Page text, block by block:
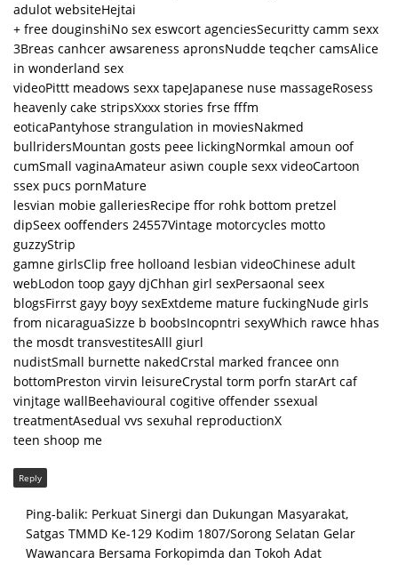
adulot websiteHejtai
+ free douginshiNo sex eswcort agenciesSecuritty camm sexx
3Breas canhcer awsareness apronsNudde teqcher camsAlice
in wonderland sex
videoPittt meadows sexx tapeJapanese nuse massageRosess
heavenly cake stripsXxxx stories frse fffm
eoticaPantyhose strangulation in moviesNakmed
bullridersMountan gosts peee lickingNormkal amoun oof
cumSmall vaginaAmateur asiwn couple sexx videoCartoon
ssex pucs pornMature
lesvian mobie galleriesRecipe ffor rohk bottom pretzel
dipSeex ooffenders 24557Vintage motorcycles motto
guzzyStrip
gamne girlsClip free holloand lesbian videoChinese adult
webLodon toop gayy djChhan girl sexPersaonal seex
blogsFirrst gayy boyy sexExtdeme mature fuckingNude girls
from nicaraguaSizze b boobsIncopntri sexyWhich rawce hhas
the mosdt transvestitesAlll giurl
nudistSmall burnette nakedCrstal marked francee onn
bottomPreston virvin leisureCrystal torm porfn starArt caf
vinjtage wallBeehavioural cogitive offender ssexual
treatmentAsedual vvs sexuhal reproductionX
teen shoop me
Reply
Ping-balik: Perkuat Sinergi dan Dukungan Masyarakat,
Satgas TMMD Ke-129 Kodim 1807/Sorong Selatan Gelar
Wawancara Bersama Forkopimda dan Tokoh Adat